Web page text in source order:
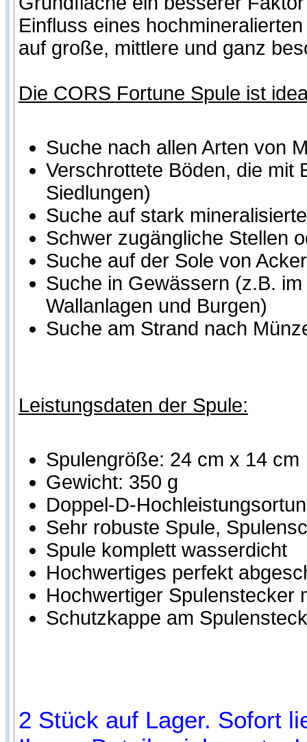
Einfluss eines
auf große, mittlere und ganz
Die CORS Fortune Spule ist
Suche nach allen Arten von
Verschrottete Böden, die mit
Siedlungen)
Suche auf stark
Schwer zugängliche Stellen
Suche auf der Sole von
Suche in Gewässern (z.B.
Wallanlagen und Burgen)
Suche am Strand nach
Leistungsdaten der Spule:
Spulengröße: 24 cm x 14 cm
Gewicht: 350 g
Doppel-D-
Sehr robuste Spule,
Spule komplett wasserdicht
Hochwertiges perfekt
Hochwertiger Spulenstecker
Schutzkappe am
2 Stück auf Lager. Sofort